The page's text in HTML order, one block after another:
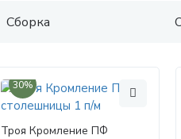
Сборка
30%
Троя Кромление ПФ